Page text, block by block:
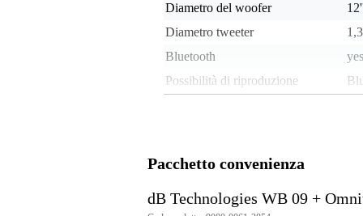
Diametro del woofer
Diametro tweeter
Bluetooth
yes
Possibilità di riproduzione
Number of stereo AUX inputs
Ingresso microfono
sì,
Pacchetto convenienza
dB Technologies WB 09 +